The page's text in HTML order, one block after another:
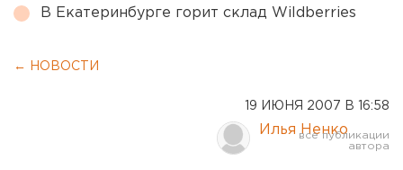
В Екатеринбурге горит склад Wildberries
← НОВОСТИ
19 ИЮНЯ 2007 В 16:58
Илья Ненко